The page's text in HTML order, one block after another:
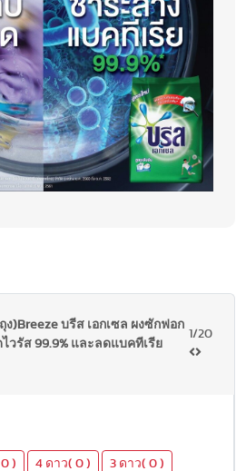
ง)Breeze บรีส เอกเซล ผงซักฟอก
วรัส 99.9% และลดแบคทีเรีย
1/20
) 4 ดาว( 0 ) 3 ดาว( 0 )